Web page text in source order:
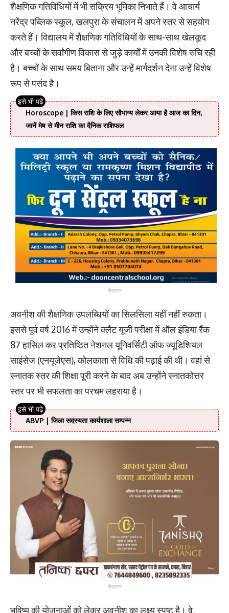
शैक्षणिक गतिविधियों में भी सक्रिय भूमिका निभाते हैं। वे आचार्य
नरेंद्र पब्लिक स्कूल, खलपुरा के संचालन में अपने स्तर से सहयोग
करते हैं। विद्यालय में शैक्षणिक गतिविधियों के साथ-साथ खेलकूद
और बच्चों के सर्वांगीण विकास से जुड़े कार्यों में उनकी विशेष रुचि रही
है। बच्चों के साथ समय बिताना और उन्हें मार्गदर्शन देना उन्हें विशेष
रूप से पसंद है।
Horoscope | किस राशि के लिए सौभाग्य लेकर आया है आज का दिन,
जानें मेष से मीन राशि का दैनिक राशिफल
विज्ञापन
अवनीश की शैक्षणिक उपलब्धियों का सिलसिला यहीं नहीं रुकता।
इससे पूर्व वर्ष 2016 में उन्होंने क्लैट यूजी परीक्षा में ऑल इंडिया रैंक
87 हासिल कर प्रतिष्ठित नेशनल यूनिवर्सिटी ऑफ ज्यूडिशियल
साइंसेज (एनयूजेएस), कोलकाता से विधि की पढ़ाई की थी। वहां से
स्नातक स्तर की शिक्षा पूरी करने के बाद अब उन्होंने स्नातकोत्तर
स्तर पर भी सफलता का परचम लहराया है।
ABVP | जिला सदस्यता कार्यशाला सम्पन्न
विज्ञापन
भविष्य की योजनाओं को लेकर अवनीश का लक्ष्य स्पष्ट है। वे